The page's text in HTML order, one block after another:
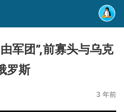
军团”,前寡头与乌克
罗斯
3 年前